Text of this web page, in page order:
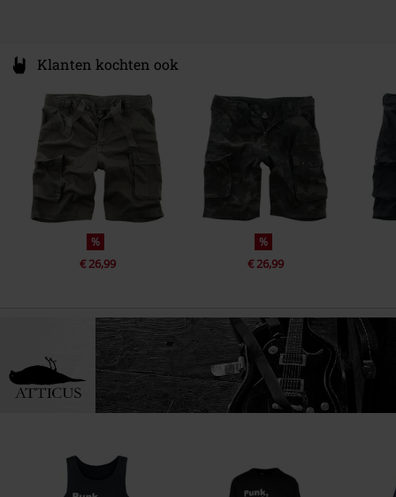
Klanten kochten ook
%
€ 26,99
%
€ 26,99